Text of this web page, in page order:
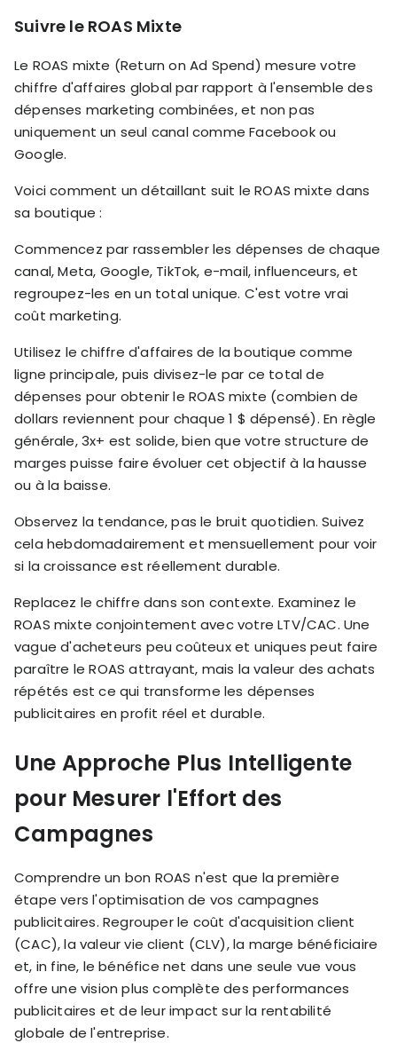
Suivre le ROAS Mixte
Le ROAS mixte (Return on Ad Spend) mesure votre
chiffre d'affaires global par rapport à l'ensemble des
dépenses marketing combinées, et non pas
uniquement un seul canal comme Facebook ou
Google.
Voici comment un détaillant suit le ROAS mixte dans
sa boutique :
Commencez par rassembler les dépenses de chaque
canal, Meta, Google, TikTok, e-mail, influenceurs, et
regroupez-les en un total unique. C'est votre vrai
coût marketing.
Utilisez le chiffre d'affaires de la boutique comme
ligne principale, puis divisez-le par ce total de
dépenses pour obtenir le ROAS mixte (combien de
dollars reviennent pour chaque 1 $ dépensé). En règle
générale, 3x+ est solide, bien que votre structure de
marges puisse faire évoluer cet objectif à la hausse
ou à la baisse.
Observez la tendance, pas le bruit quotidien. Suivez
cela hebdomadairement et mensuellement pour voir
si la croissance est réellement durable.
Replacez le chiffre dans son contexte. Examinez le
ROAS mixte conjointement avec votre LTV/CAC. Une
vague d'acheteurs peu coûteux et uniques peut faire
paraître le ROAS attrayant, mais la valeur des achats
répétés est ce qui transforme les dépenses
publicitaires en profit réel et durable.
Une Approche Plus Intelligente
pour Mesurer l'Effort des
Campagnes
Comprendre un bon ROAS n'est que la première
étape vers l'optimisation de vos campagnes
publicitaires. Regrouper le coût d'acquisition client
(CAC), la valeur vie client (CLV), la marge bénéficiaire
et, in fine, le bénéfice net dans une seule vue vous
offre une vision plus complète des performances
publicitaires et de leur impact sur la rentabilité
globale de l'entreprise.